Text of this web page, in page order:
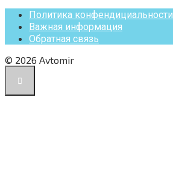
Политика конфендициальности
Важная информация
Обратная связь
© 2026 Avtomir